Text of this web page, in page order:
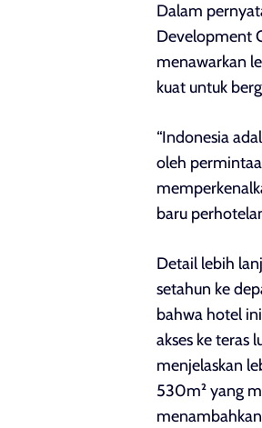
Dalam
Development
menawarkan
kuat untuk
“Indonesia
oleh
baru
Detail lebih
setahun ke
bahwa hotel
akses ke teras
menjelaskan
530m² yang